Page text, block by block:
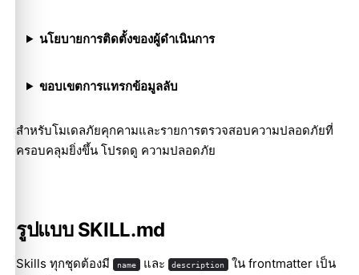
นโยบายการติดตั้งของผู้ดำเนินการ
ขอบเขตการแทรกข้อมูลลับ
สำหรับโมเดลภัยคุกคามและรายการตรวจสอบความปลอดภัยที่
ครอบคลุมยิ่งขึ้น โปรดดู ความปลอดภัย
รูปแบบ SKILL.md
Skills ทุกชุดต้องมี name และ description
ใน frontmatter เป็น